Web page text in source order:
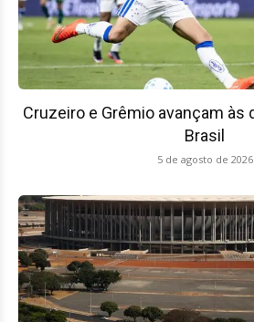
Cruzeiro e Grêmio avançam às
Brasil
5 de agosto de 2026